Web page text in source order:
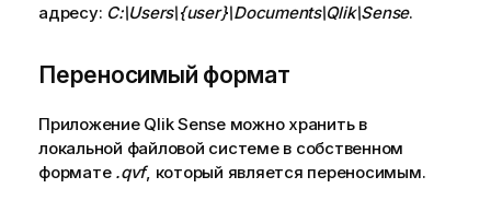
адресу: C:\Users\{user}\Documents\Qlik\Sense.
Переносимый формат
Приложение Qlik Senseможно хранить в
локальной файловой системе в собственном
формате .qvf, который является переносимым.